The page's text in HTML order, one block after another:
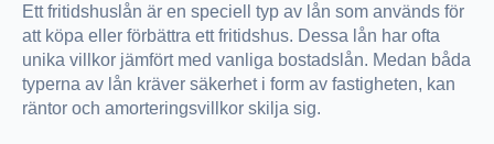
Ett fritidshuslån är en speciell typ av lån som används för
att köpa eller förbättra ett fritidshus. Dessa lån har ofta
unika villkor jämfört med vanliga bostadslån. Medan båda
typerna av lån kräver säkerhet i form av fastigheten, kan
räntor och amorteringsvillkor skilja sig.